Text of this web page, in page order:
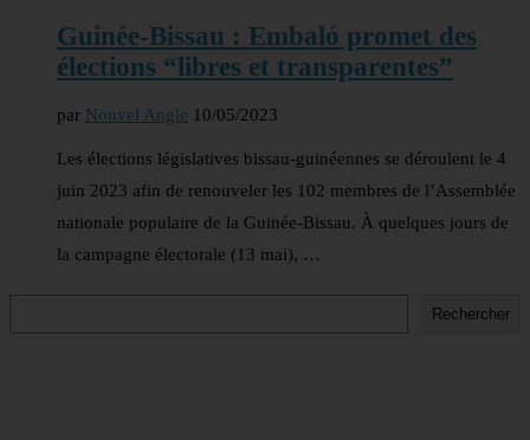
Guinée-Bissau : Embaló promet des
élections “libres et transparentes”
par Nouvel Angle 10/05/2023
Les élections législatives bissau-guinéennes se déroulent le 4
juin 2023 afin de renouveler les 102 membres de l’Assemblée
nationale populaire de la Guinée-Bissau. À quelques jours de
la campagne électorale (13 mai), …
Rechercher